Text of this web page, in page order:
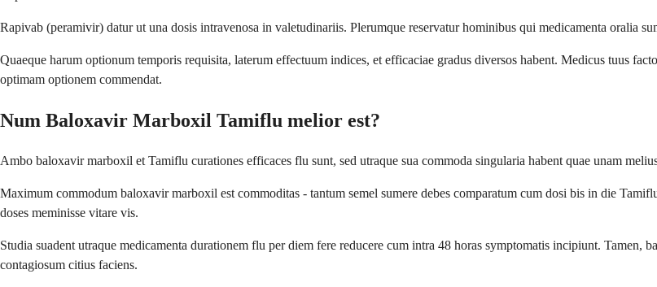
Rapivab (peramivir) datur ut una dosis intravenosa in valetudinariis. Plerumque reservatur hominibus qui medicamenta oralia
Quaeque harum optionum temporis requisita, laterum effectuum indices, et efficaciae gradus diversos habent. Medicus tuus
optimam optionem commendat.
Num Baloxavir Marboxil Tamiflu melior est?
Ambo baloxavir marboxil et Tamiflu curationes efficaces flu sunt, sed utraque sua commoda singularia habent quae unam
Maximum commodum baloxavir marboxil est commoditas - tantum semel sumere debes comparatum cum dosi bis in die
doses meminisse vitare vis.
Studia suadent utraque medicamenta durationem flu per diem fere reducere cum intra 48 horas symptomatis incipiunt. Tamen,
contagiosum citius faciens.